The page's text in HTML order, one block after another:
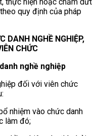
quy định của pháp
DANH NGHỀ NGHIỆP,
CHỨC
nghề nghiệp
đối với viên chức
nhiệm vào chức danh
làm đó;